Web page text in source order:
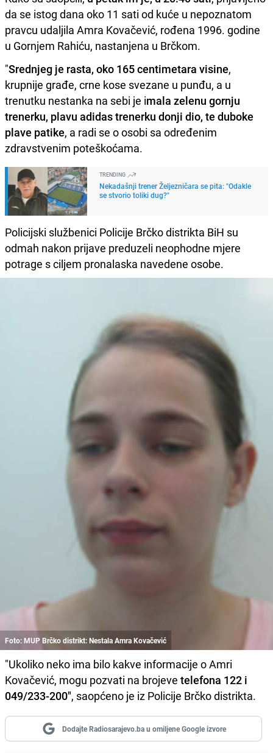
da se istog dana oko 11 sati od kuće u nepoznatom
pravcu udaljila Amra Kovačević, rođena 1996. godine
u Gornjem Rahiću, nastanjena u Brčkom.
"Srednjeg je rasta, oko 165 centimetara visine,
krupnije građe, crne kose svezane u punđu, a u
trenutku nestanka na sebi je imala zelenu gornju
trenerku, plavu adidas trenerku donji dio, te duboke
plave patike, a radi se o osobi sa određenim
zdravstvenim poteškoćama.
TRENDING
Nekadašnji trener Željezničara se pita: "Odakle
se stvorio toliki dug?"
Policijski službenici Policije Brčko distrikta BiH su
odmah nakon prijave preduzeli neophodne mjere
potrage s ciljem pronalaska navedene osobe.
Foto: MUP Brčko distrikt: Nestala Amra Kovačević
"Ukoliko neko ima bilo kakve informacije o Amri
Kovačević, mogu pozvati na brojeve telefona 122 i
049/233-200", saopćeno je iz Policije Brčko distrikta.
Dodajte Radiosarajevo.ba u omiljene Google izvore